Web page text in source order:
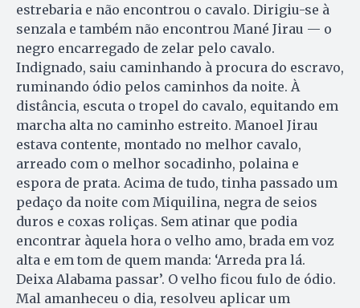
estrebaria e não encontrou o cavalo. Dirigiu-se à
senzala e também não encontrou Mané Jirau — o
negro encarregado de zelar pelo cavalo.
Indignado, saiu caminhando à procura do escravo,
ruminando ódio pelos caminhos da noite. À
distância, escuta o tropel do cavalo, equitando em
marcha alta no caminho estreito. Manoel Jirau
estava contente, montado no melhor cavalo,
arreado com o melhor socadinho, polaina e
espora de prata. Acima de tudo, tinha passado um
pedaço da noite com Miquilina, negra de seios
duros e coxas roliças. Sem atinar que podia
encontrar àquela hora o velho amo, brada em voz
alta e em tom de quem manda: ‘Arreda pra lá.
Deixa Alabama passar’. O velho ficou fulo de ódio.
Mal amanheceu o dia, resolveu aplicar um